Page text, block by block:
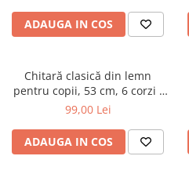
ADAUGA IN COS
Chitară clasică din lemn
pentru copii, 53 cm, 6 corzi -
Alb
99,00 Lei
ADAUGA IN COS